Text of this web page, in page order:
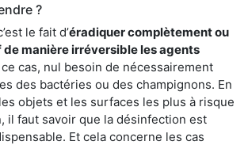
?
le fait d’éradiquer complètement ou
manière irréversible les agents
ce cas, nul besoin de nécessairement
des bactéries ou des champignons. En
objets et les surfaces les plus à risque
il faut savoir que la désinfection est
Et cela concerne les cas